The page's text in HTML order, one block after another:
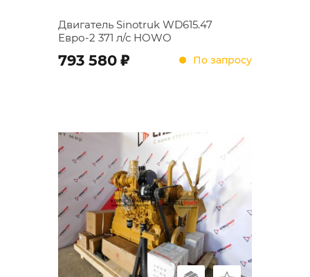
Двигатель Sinotruk WD615.47
Евро-2 371 л/с HOWO
793 580 ; По запросу